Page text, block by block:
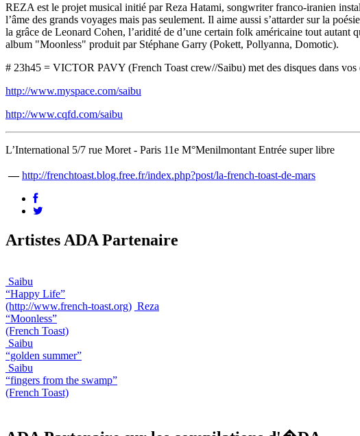
REZA est le projet musical initié par Reza Hatami, songwriter franco-iranien
l’âme des grands voyages mais pas seulement. Il aime aussi s’attarder sur la
la grâce de Leonard Cohen, l’aridité de d’une certain folk américaine tout
album "Moonless" produit par Stéphane Garry (Pokett, Pollyanna, Domotic).
# 23h45 = VICTOR PAVY (French Toast crew//Saibu) met des disques dans vos
http://www.myspace.com/saibu
http://www.cqfd.com/saibu
L’International 5/7 rue Moret - Paris 11e M°Menilmontant Entrée super libre
— http://frenchtoast.blog.free.fr/index.php?post/la-french-toast-de-mars
Artistes ADA Partenaire
Saibu
“Happy Life”
(http://www.french-toast.org) Reza
“Moonless”
(French Toast)
Saibu
“golden summer”
Saibu
“fingers from the swamp”
(French Toast)